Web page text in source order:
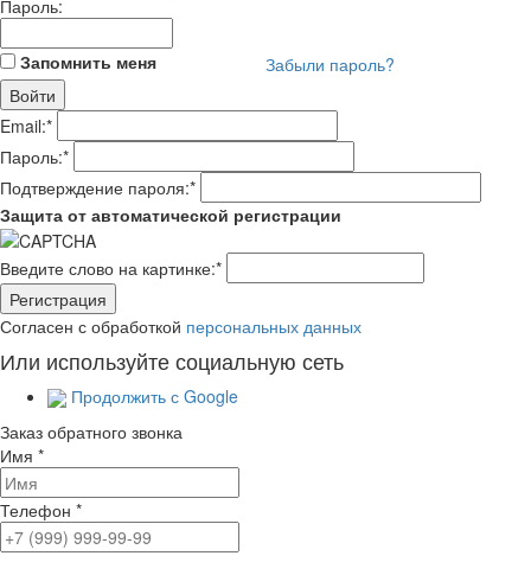
Пароль:
Запомнить меня Забыли пароль?
Email:*
Пароль:*
Подтверждение пароля:*
Защита от автоматической регистрации
Введите слово на картинке:*
Согласен с обработкой персональных данных
Или используйте социальную сеть
Продолжить с Google
Заказ обратного звонка
Имя *
Телефон *